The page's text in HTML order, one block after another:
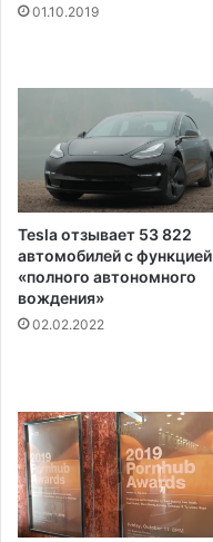
е
е
с
и
л
ь
н
о
н
е
г
о
п
01.10.2019
Tesla отзывает 53 822
автомобилей с функцией
«полного автономного
вождения»
02.02.2022